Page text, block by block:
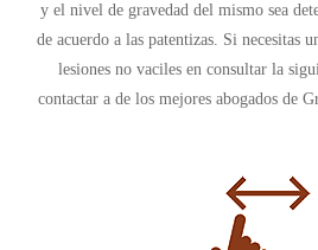
y el nivel de gravedad del mismo sea
de acuerdo a las patentizas. Si necesitas
lesiones no vaciles en consultar la
contactar a de los mejores abogados de